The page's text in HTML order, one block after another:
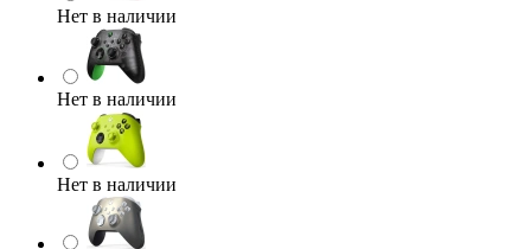
Нет в наличии
Нет в наличии
Нет в наличии